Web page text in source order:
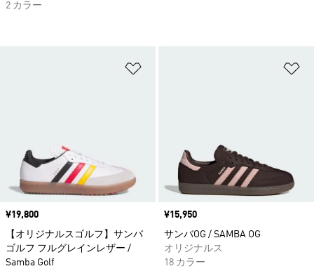
価格
¥19,800
【オリジナルスゴルフ】サンバ
ゴルフ フルグレインレザー /
Samba Golf
価格
¥15,950
サンバOG / SAMBA OG
オリジナルス
18 カラー
2 カラー